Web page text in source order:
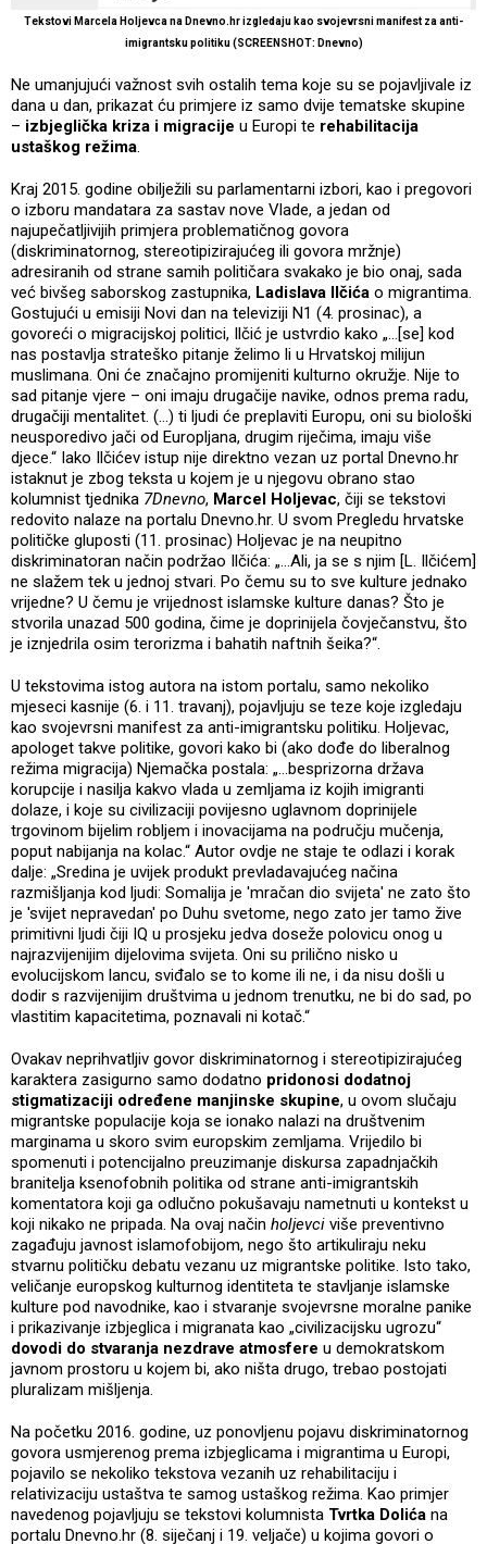
Tekstovi Marcela Holjevca na Dnevno.hr izgledaju kao svojevrsni manifest za anti-
imigrantsku politiku (SCREENSHOT: Dnevno)
Ne umanjujući važnost svih ostalih tema koje su se pojavljivale iz
dana u dan, prikazat ću primjere iz samo dvije tematske skupine
– izbjeglička kriza i migracije u Europi te rehabilitacija
ustaškog režima.
Kraj 2015. godine obilježili su parlamentarni izbori, kao i pregovori
o izboru mandatara za sastav nove Vlade, a jedan od
najupečatljivijih primjera problematičnog govora
(diskriminatornog, stereotipizirajućeg ili govora mržnje)
adresiranih od strane samih političara svakako je bio onaj, sada
već bivšeg saborskog zastupnika, Ladislava Ilčića o migrantima.
Gostujući u emisiji Novi dan na televiziji N1 (4. prosinac), a
govoreći o migracijskoj politici, Ilčić je ustvrdio kako „…[se] kod
nas postavlja strateško pitanje želimo li u Hrvatskoj milijun
muslimana. Oni će značajno promijeniti kulturno okružje. Nije to
sad pitanje vjere – oni imaju drugačije navike, odnos prema radu,
drugačiji mentalitet. (…) ti ljudi će preplaviti Europu, oni su biološki
neusporedivo jači od Europljana, drugim riječima, imaju više
djece.“ Iako Ilčićev istup nije direktno vezan uz portal Dnevno.hr
istaknut je zbog teksta u kojem je u njegovu obrano stao
kolumnist tjednika 7Dnevno, Marcel Holjevac, čiji se tekstovi
redovito nalaze na portalu Dnevno.hr. U svom Pregledu hrvatske
političke gluposti (11. prosinac) Holjevac je na neupitno
diskriminatoran način podržao Ilčića: „...Ali, ja se s njim [L. Ilčićem]
ne slažem tek u jednoj stvari. Po čemu su to sve kulture jednako
vrijedne? U čemu je vrijednost islamske kulture danas? Što je
stvorila unazad 500 godina, čime je doprinijela čovječanstvu, što
je iznjedrila osim terorizma i bahatih naftnih šeika?“.
U tekstovima istog autora na istom portalu, samo nekoliko
mjeseci kasnije (6. i 11. travanj), pojavljuju se teze koje izgledaju
kao svojevrsni manifest za anti-imigrantsku politiku. Holjevac,
apologet takve politike, govori kako bi (ako dođe do liberalnog
režima migracija) Njemačka postala: „…besprizorna država
korupcije i nasilja kakvo vlada u zemljama iz kojih imigranti
dolaze, i koje su civilizaciji povijesno uglavnom doprinijele
trgovinom bijelim robljem i inovacijama na području mučenja,
poput nabijanja na kolac.“ Autor ovdje ne staje te odlazi i korak
dalje: „Sredina je uvijek produkt prevladavajućeg načina
razmišljanja kod ljudi: Somalija je 'mračan dio svijeta' ne zato što
je 'svijet nepravedan' po Duhu svetome, nego zato jer tamo žive
primitivni ljudi čiji IQ u prosjeku jedva doseže polovicu onog u
najrazvijenijim dijelovima svijeta. Oni su prilično nisko u
evolucijskom lancu, sviđalo se to kome ili ne, i da nisu došli u
dodir s razvijenijim društvima u jednom trenutku, ne bi do sad, po
vlastitim kapacitetima, poznavali ni kotač.“
Ovakav neprihvatljiv govor diskriminatornog i stereotipizirajućeg
karaktera zasigurno samo dodatno pridonosi dodatnoj
stigmatizaciji određene manjinske skupine, u ovom slučaju
migrantske populacije koja se ionako nalazi na društvenim
marginama u skoro svim europskim zemljama. Vrijedilo bi
spomenuti i potencijalno preuzimanje diskursa zapadnjačkih
branitelja ksenofobnih politika od strane anti-imigrantskih
komentatora koji ga odlučno pokušavaju nametnuti u kontekst u
koji nikako ne pripada. Na ovaj način holjevci više preventivno
zagađuju javnost islamofobijom, nego što artikuliraju neku
stvarnu političku debatu vezanu uz migrantske politike. Isto tako,
veličanje europskog kulturnog identiteta te stavljanje islamske
kulture pod navodnike, kao i stvaranje svojevrsne moralne panike
i prikazivanje izbjeglica i migranata kao „civilizacijsku ugrozu“
dovodi do stvaranja nezdrave atmosfere u demokratskom
javnom prostoru u kojem bi, ako ništa drugo, trebao postojati
pluralizam mišljenja.
Na početku 2016. godine, uz ponovljenu pojavu diskriminatornog
govora usmjerenog prema izbjeglicama i migrantima u Europi,
pojavilo se nekoliko tekstova vezanih uz rehabilitaciju i
relativizaciju ustaštva te samog ustaškog režima. Kao primjer
navedenog pojavljuju se tekstovi kolumnista Tvrtka Dolića na
portalu Dnevno.hr (8. siječanj i 19. veljače) u kojima govori o